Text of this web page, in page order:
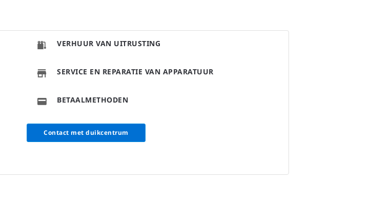
VERHUUR VAN UITRUSTING
SERVICE EN REPARATIE VAN APPARATUUR
BETAALMETHODEN
Contact met duikcentrum